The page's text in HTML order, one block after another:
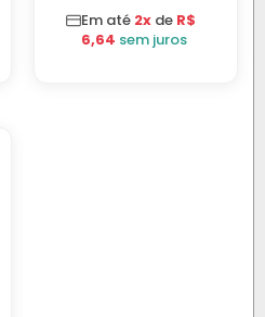
Em até 2x de R$
6,64 sem juros